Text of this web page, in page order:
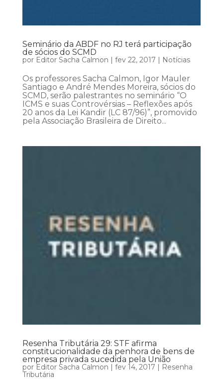
Seminário da ABDF no RJ terá participação
de sócios do SCMD
por Editor Sacha Calmon | fev 22, 2017 | Notícias
Os professores Sacha Calmon, Igor Mauler
Santiago e André Mendes Moreira, sócios do
SCMD, serão palestrantes no seminário “O
ICMS e suas Controvérsias – Reflexões após
20 anos da Lei Kandir (LC 87/96)”, promovido
pela Associação Brasileira de Direito...
Resenha Tributária 29: STF afirma
constitucionalidade da penhora de bens de
empresa privada sucedida pela União
por Editor Sacha Calmon | fev 14, 2017 | Resenha
Tributária